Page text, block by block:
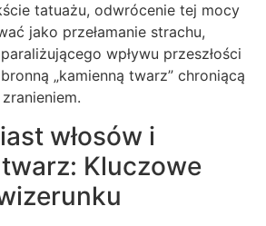
tatuażu, odwrócenie tej mocy
jako przełamanie strachu,
wpływu przeszłości
„kamienną twarz” chroniącą
włosów i
Kluczowe